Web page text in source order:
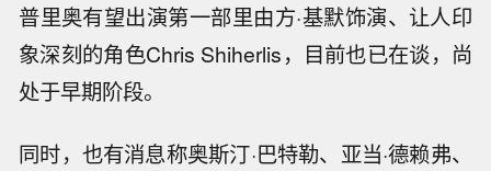
普里奥有望出演第一部里由方·基默饰演、让人印
象深刻的角色Chris Shiherlis，目前也已在谈，尚
处于早期阶段。
同时，也有消息称奥斯汀·巴特勒、亚当·德赖弗、